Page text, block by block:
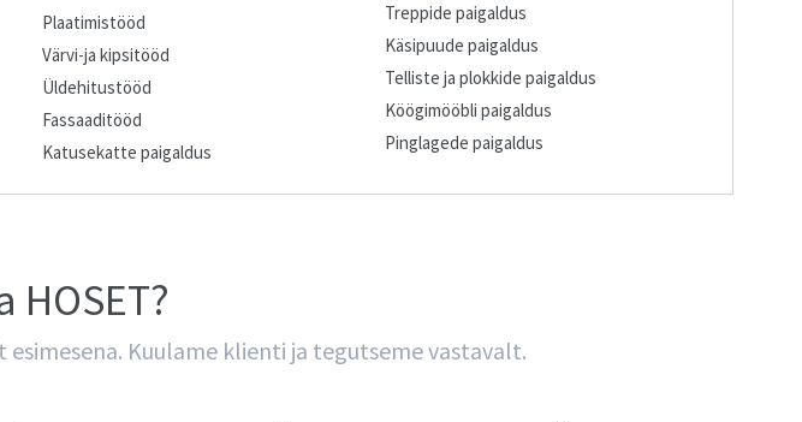
Plaatimistööd
Värvi-ja kipsitööd
Üldehitustööd
Fassaaditööd
Katusekatte paigaldus
Treppide paigaldus
Käsipuude paigaldus
Telliste ja plokkide paigaldus
Köögimööbli paigaldus
Pinglagede paigaldus
HOSET?
Kuulame klienti ja tegutseme vastavalt.